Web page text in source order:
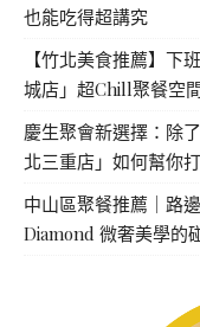
也能吃得超講究
【竹北美食推薦】下
城店」超Chill聚餐空
慶生聚會新選擇：除
北三重店」如何幫你
中山區聚餐推薦｜路
Diamond 微奢美學的